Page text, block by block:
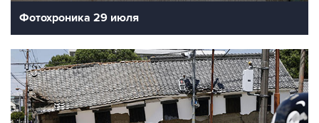
Фотохроника 29 июля